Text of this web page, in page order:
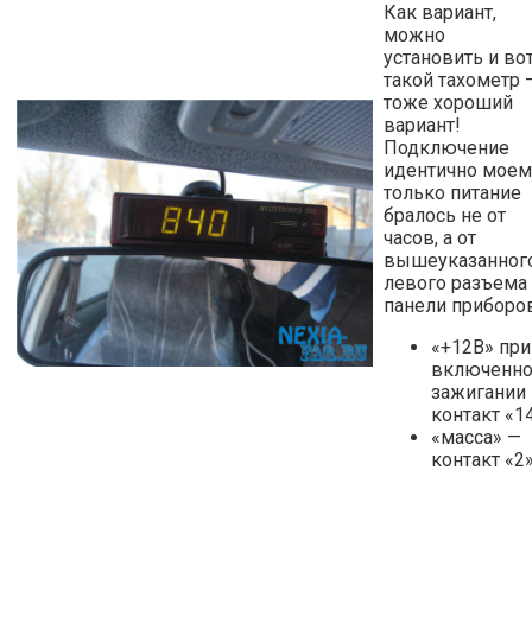
Как вариант,
можно
установить и
такой тахометр
тоже хороший
вариант!
Подключение
идентично
только питание
бралось не от
часов, а от
левого разъема
панели
«+12В» при
контакт
«масса» —
контакт